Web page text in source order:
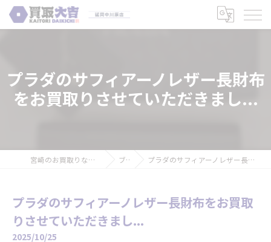
プラダのサフィアーノレザー長財布
をお買取りさせていただきまし...
宮崎のお買取りなら買取大吉 延岡中川原店 ブログ プラダのサフィアーノレザー長財布をお買取りさせていただきまし...
プラダのサフィアーノレザー長財布をお買取
りさせていただきまし...
2025/10/25